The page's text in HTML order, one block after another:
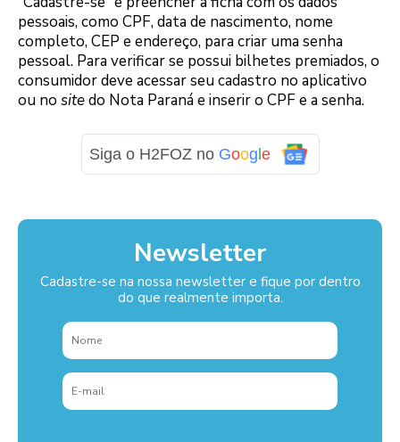
pessoais, como CPF, data de nascimento, nome
completo, CEP e endereço, para criar uma senha
pessoal. Para verificar se possui bilhetes premiados, o
consumidor deve acessar seu cadastro no aplicativo
ou no sitedo Nota Paraná e inserir o CPF e a senha.
Siga o H2FOZ no Google
Newsletter
Cadastre-se na nossa newsletter e fique por dentro
do que realmente importa.